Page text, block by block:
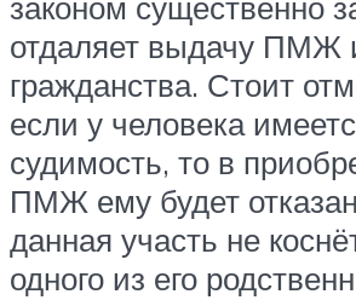
отдаляет выдачу ПМЖ
гражданства. Стоит
если у человека
судимость, то в
ПМЖ ему будет
данная участь не
одного из его